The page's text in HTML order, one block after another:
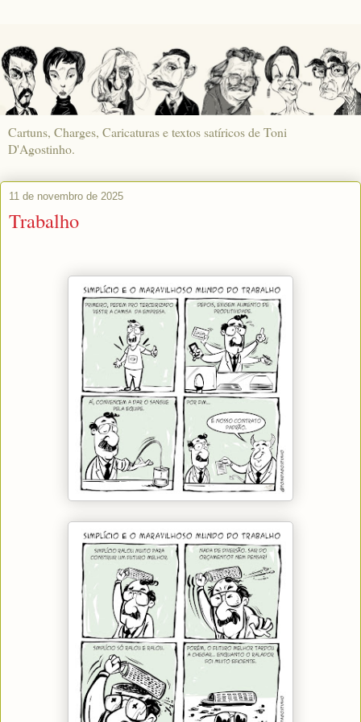
Cartuns, Charges, Caricaturas e textos satíricos de Toni
D'Agostinho.
11 de novembro de 2025
Trabalho